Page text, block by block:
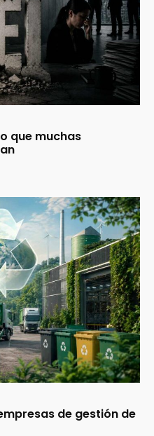
que muchas
de gestión de